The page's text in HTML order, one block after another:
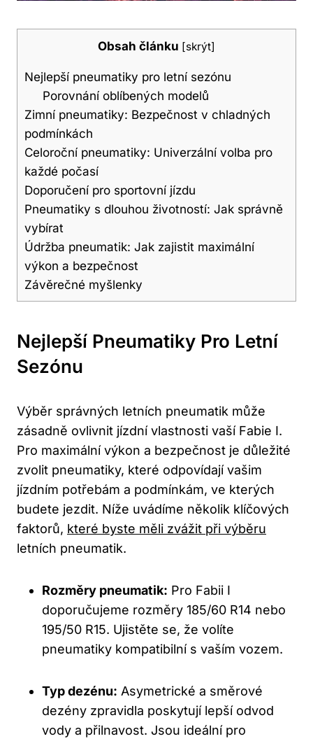
Obsah článku [skrýt]
Nejlepší pneumatiky pro letní sezónu
Porovnání oblíbených modelů
Zimní pneumatiky: Bezpečnost v chladných
podmínkách
Celoroční pneumatiky: Univerzální volba pro
každé počasí
Doporučení pro sportovní jízdu
Pneumatiky s dlouhou životností: Jak správně
vybírat
Údržba pneumatik: Jak zajistit maximální
výkon a bezpečnost
Závěrečné myšlenky
Nejlepší Pneumatiky Pro Letní
Sezónu
Výběr správných letních pneumatik může
zásadně ovlivnit jízdní vlastnosti vaší Fabie I.
Pro maximální výkon a bezpečnost je důležité
zvolit pneumatiky, které odpovídají vašim
jízdním potřebám a podmínkám, ve kterých
budete jezdit. Níže uvádíme několik klíčových
faktorů, které byste měli zvážit při výběru
letních pneumatik.
Rozměry pneumatik: Pro Fabii I
doporučujeme rozměry 185/60 R14 nebo
195/50 R15. Ujistěte se, že volíte
pneumatiky kompatibilní s vaším vozem.
Typ dezénu: Asymetrické a směrové
dezény zpravidla poskytují lepší odvod
vody a přilnavost. Jsou ideální pro